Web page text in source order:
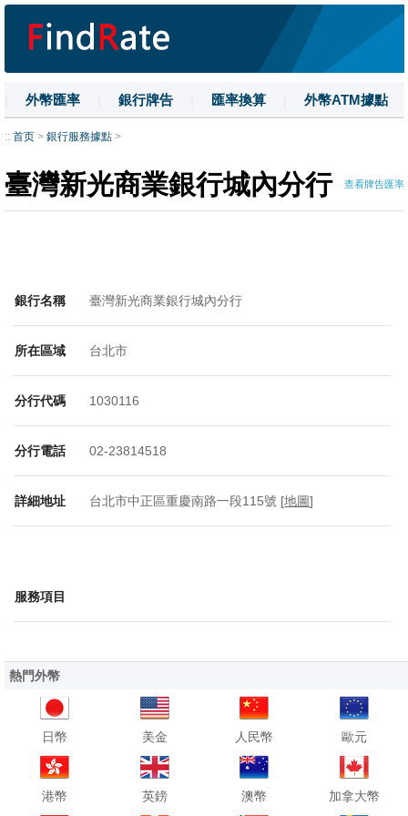
外幣匯率 銀行牌告 匯率換算 外幣ATM據點
| 名詞解釋 | 換匯技巧
:: 首页 > 銀行服務據點 >
臺灣新光商業銀行城內分行 查看牌告匯率
銀行名稱 臺灣新光商業銀行城內分行
所在區域 台北市
分行代碼 1030116
分行電話 02-23814518
詳細地址 台北市中正區重慶南路一段115號 [地圖]
服務項目
熱門外幣
日幣 美金 人民幣 歐元
港幣 英鎊 澳幣 加拿大幣